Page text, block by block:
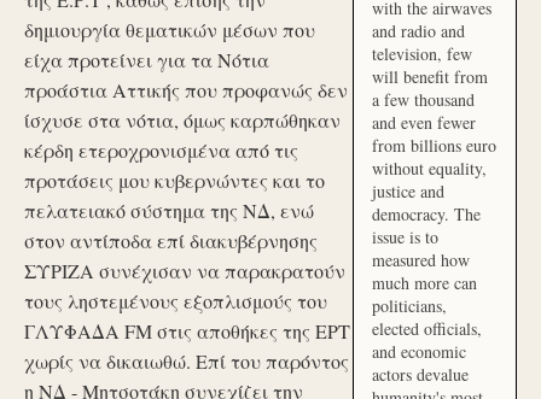
δημιουργία θεματικών μέσων που
είχα προτείνει για τα Νότια
προάστια Αττικής που προφανώς δεν
ίσχυσε στα νότια, όμως καρπώθηκαν
κέρδη ετεροχρονισμένα από τις
προτάσεις μου κυβερνώντες και το
πελατειακό σύστημα της ΝΔ, ενώ
στον αντίποδα επί διακυβέρνησης
ΣΥΡΙΖΑ συνέχισαν να παρακρατούν
τους ληστεμένους εξοπλισμούς του
ΓΛΥΦΑΔΑ FM στις αποθήκες της ΕΡΤ
χωρίς να δικαιωθώ. Επί του παρόντος
η ΝΔ - Μητσοτάκη συνεχίζει την
with the airwaves
and radio and
television, few
will benefit from
a few thousand
and even fewer
from billions euro
without equality,
justice and
democracy. The
issue is to
measured how
much more can
politicians,
elected officials,
and economic
actors devalue